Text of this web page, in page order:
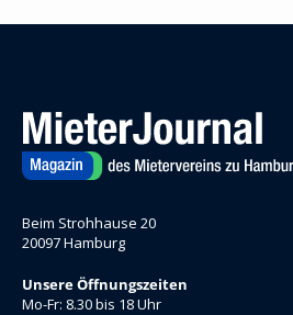
Beim Strohhause 20
20097 Hamburg
Unsere Öffnungszeiten
Mo-Fr: 8.30 bis 18 Uhr